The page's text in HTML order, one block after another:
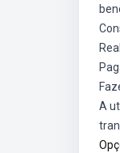
A